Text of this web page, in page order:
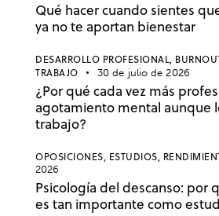
Qué hacer cuando sientes
ya no te aportan bienestar
DESARROLLO PROFESIONAL,
TRABAJO
30 de julio de 2026
¿Por qué cada vez más
agotamiento mental aunque
trabajo?
OPOSICIONES, ESTUDIOS,
2026
Psicología del descanso: por
es tan importante como